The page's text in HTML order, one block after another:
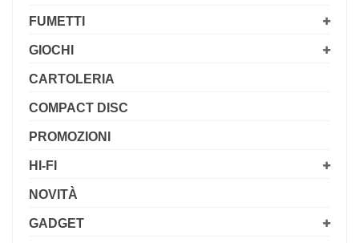
FUMETTI
GIOCHI
CARTOLERIA
COMPACT DISC
PROMOZIONI
HI-FI
NOVITÀ
GADGET